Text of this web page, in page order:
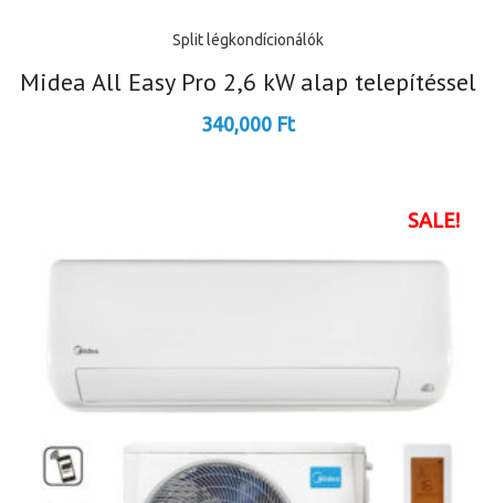
Split légkondícionálók
Midea All Easy Pro 2,6 kW alap telepítéssel
340,000 Ft
SALE!